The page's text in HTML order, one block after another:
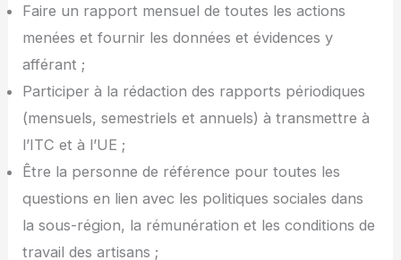
Faire un rapport mensuel de toutes les actions
menées et fournir les données et évidences y
afférant ;
Participer à la rédaction des rapports périodiques
(mensuels, semestriels et annuels) à transmettre à
l’ITC et à l’UE ;
Être la personne de référence pour toutes les
questions en lien avec les politiques sociales dans
la sous-région, la rémunération et les conditions de
travail des artisans ;